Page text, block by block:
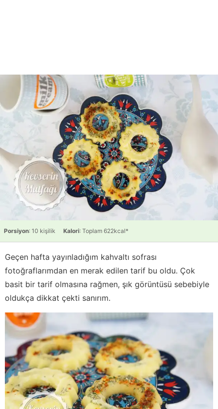
Porsiyon: 10 kişilik Kalori: Toplam 622kcal*
Geçen hafta yayınladığım kahvaltı sofrası
fotoğraflarımdan en merak edilen tarif bu oldu. Çok
basit bir tarif olmasına rağmen, şık görüntüsü sebebiyle
oldukça dikkat çekti sanırım.